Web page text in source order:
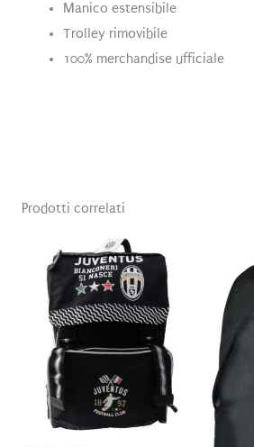
Manico estensibile
Trolley rimovibile
100% merchandise ufficiale
Prodotti correlati